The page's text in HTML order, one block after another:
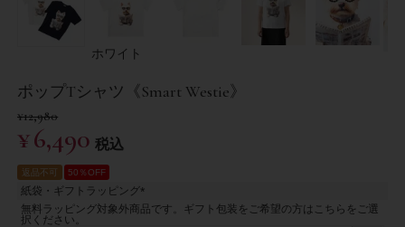
ホワイト
ポップTシャツ《Smart Westie》
¥12,980
¥6,490 税込
返品不可 50％OFF
紙袋・ギフトラッピング
(
必
無料ラッピング対象外商品です。ギフト包装をご希望の方はこちらをご選
択ください。